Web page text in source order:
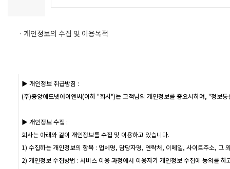
· 개인정보의 수집 및 이용목적